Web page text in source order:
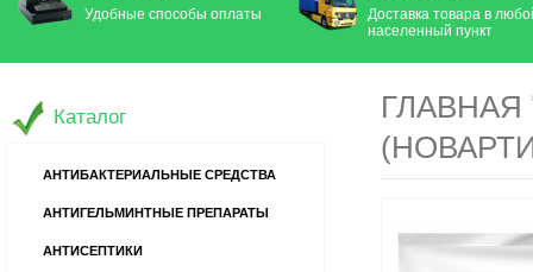
Удобные способы оплаты
Доставка товара в
населенный пункт
ГЛАВНАЯ
Каталог
АНТИБАКТЕРИАЛЬНЫЕ СРЕДСТВА
АНТИГЕЛЬМИНТНЫЕ ПРЕПАРАТЫ
АНТИСЕПТИКИ